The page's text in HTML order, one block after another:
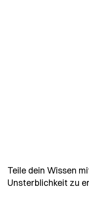
Teile dein Wissen
Unsterblichkeit zu